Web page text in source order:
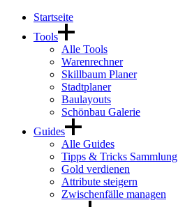
Startseite
Tools
Alle Tools
Warenrechner
Skillbaum Planer
Stadtplaner
Baulayouts
Schönbau Galerie
Guides
Alle Guides
Tipps & Tricks Sammlung
Gold verdienen
Attribute steigern
Zwischenfälle managen